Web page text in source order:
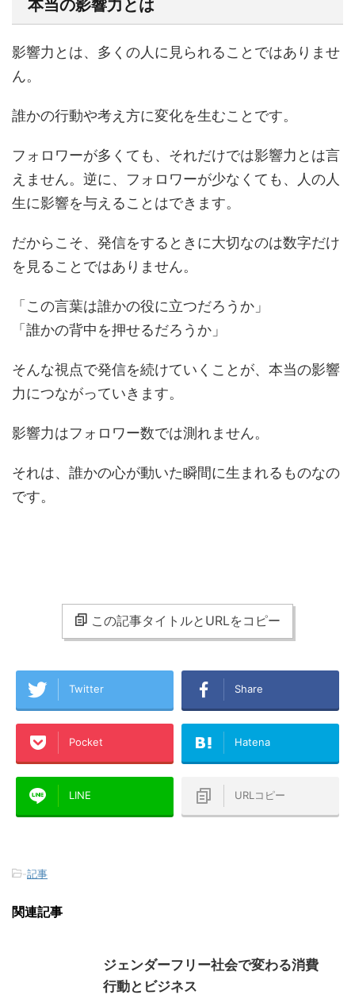
本当の影響力とは
影響力とは、多くの人に見られることではありませ
ん。
誰かの行動や考え方に変化を生むことです。
フォロワーが多くても、それだけでは影響力とは言
えません。逆に、フォロワーが少なくても、人の人
生に影響を与えることはできます。
だからこそ、発信をするときに大切なのは数字だけ
を見ることではありません。
「この言葉は誰かの役に立つだろうか」
「誰かの背中を押せるだろうか」
そんな視点で発信を続けていくことが、本当の影響
力につながっていきます。
影響力はフォロワー数では測れません。
それは、誰かの心が動いた瞬間に生まれるものなの
です。
この記事タイトルとURLをコピー
Twitter Share
Pocket Hatena
LINE URLコピー
-記事
関連記事
ジェンダーフリー社会で変わる消費
行動とビジネス